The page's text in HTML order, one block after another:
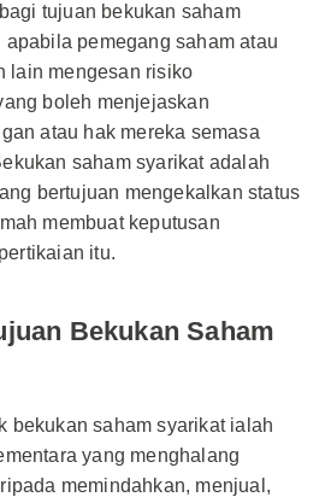
tujuan bekukan saham
pemegang saham atau
lain mengesan risiko
boleh menjejaskan
atau hak mereka semasa
saham syarikat adalah
bertujuan mengekalkan status
membuat keputusan
itu.
Bekukan Saham
bekukan saham syarikat ialah
yang menghalang
memindahkan, menjual,